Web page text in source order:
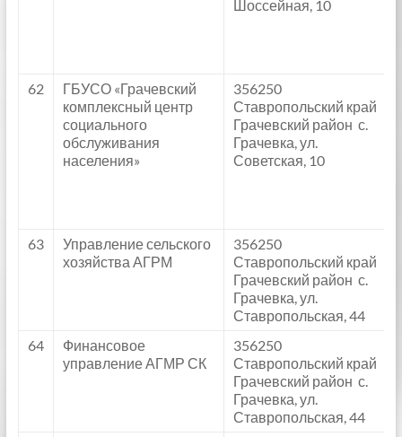
Шоссейная, 10
62
ГБУСО «Грачевский
комплексный центр
социального
обслуживания
населения»
356250
Ставропольский край
Грачевский район с.
Грачевка, ул.
Советская, 10
63
Управление сельского
хозяйства АГРМ
356250
Ставропольский край
Грачевский район с.
Грачевка, ул.
Ставропольская, 44
64
Финансовое
управление АГМР СК
356250
Ставропольский край
Грачевский район с.
Грачевка, ул.
Ставропольская, 44